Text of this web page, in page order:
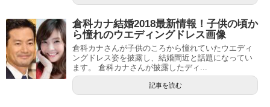
倉科カナ結婚2018最新情報！子供の頃か
ら憧れのウエディングドレス画像
倉科カナさんが子供のころから憧れていたウエディ
ングドレス姿を披露し、結婚間近と話題になってい
ます。 倉科カナさんが披露したディ...
記事を読む